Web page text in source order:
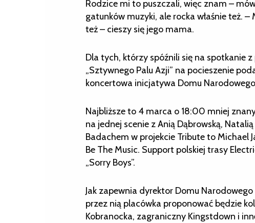
Rodzice mi to puszczali, więc znam –
gatunków muzyki, ale rocka właśnie też.
też – cieszy się jego mama.
Dla tych, którzy spóźnili się na spotkanie
„Sztywnego Palu Azji” na pocieszenie
koncertowa inicjatywa Domu
Najbliższe to 4 marca o 18:00 mniej
na jednej scenie z Anią Dąbrowską,
Badachem w projekcie Tribute to Michael
Be The Music. Support polskiej trasy
„Sorry Boys”.
Jak zapewnia dyrektor Domu
przez nią placówka proponować będzie
Kobranocka, zagraniczny Kingstdown i